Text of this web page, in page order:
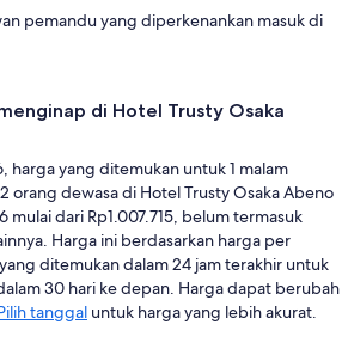
pemandu yang diperkenankan masuk di
di Hotel Trusty Osaka
harga yang ditemukan untuk 1 malam
orang dewasa di Hotel Trusty Osaka Abeno
mulai dari Rp1.007.715, belum termasuk
Harga ini berdasarkan harga per
ditemukan dalam 24 jam terakhir untuk
30 hari ke depan. Harga dapat berubah
tanggal untuk harga yang lebih akurat.